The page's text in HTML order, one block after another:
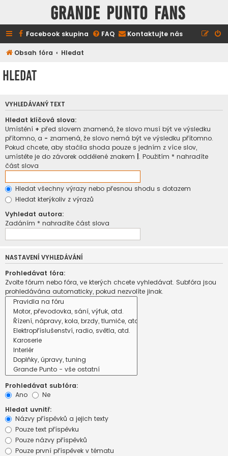
GRANDE PUNTO FANS
Facebook skupina FAQ Kontaktujte nás
Obsah fóra Hledat
Hledat
VYHLEDÁVANÝ TEXT
Hledat klíčová slova:
Umístění + před slovem znamená, že slovo musí být ve výsledku
přítomno, a - znamená, že slovo nemá být ve výsledku přítomno.
Pokud chcete, aby stačila shoda pouze s jedním z více slov,
umístěte je do závorek oddělené znakem . Použitím * nahradíte
část slova
Hledat všechny výrazy nebo přesnou shodu s dotazem
Hledat kterýkoliv z výrazů
Vyhledat autora:
Zadáním * nahradíte část slova
NASTAVENÍ VYHLEDÁVÁNÍ
Prohledávat fóra:
Zvolte fórum nebo fóra, ve kterých chcete vyhledávat. Subfóra jsou
prohledávána automaticky, pokud nezvolíte jinak.
Prohledávat subfóra:
Ano
Ne
Hledat uvnitř:
Názvy příspěvků a jejich texty
Pouze text příspěvku
Pouze názvy příspěvků
Pouze první příspěvek v tématu